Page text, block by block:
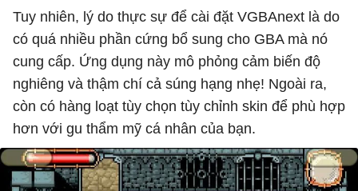
Tuy nhiên, lý do thực sự để cài đặt VGBAnext là do
có quá nhiều phần cứng bổ sung cho GBA mà nó
cung cấp. Ứng dụng này mô phỏng cảm biến độ
nghiêng và thậm chí cả súng hạng nhẹ! Ngoài ra,
còn có hàng loạt tùy chọn tùy chỉnh skin để phù hợp
hơn với gu thẩm mỹ cá nhân của bạn.